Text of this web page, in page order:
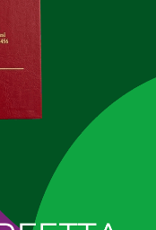
Blu, 11 in
Le
turistici premiati
Blu, 35, in base
con sede a